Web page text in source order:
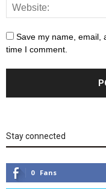
Save my name, email,
time I comment.
Stay connected
0 Fans